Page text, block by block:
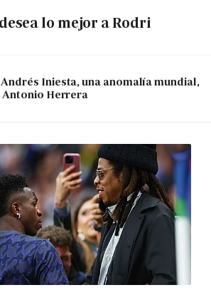
lo mejor a Rodri
Andrés Iniesta, una anomalía mundial,
Antonio Herrera